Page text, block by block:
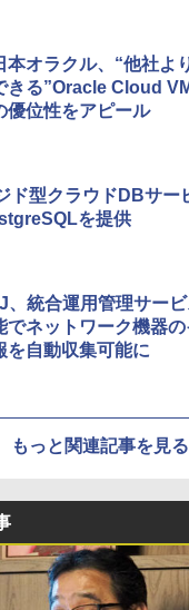
本オラクル、“他社よ
きる”Oracle Cloud
優位性をアピール
ド型クラウドDBサー
を提供
IIJ、統合運用管理サー
でネットワーク機器
を自動収集可能に
もっと関連記事を見る